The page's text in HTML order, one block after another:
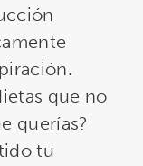
que no
querías?
tu